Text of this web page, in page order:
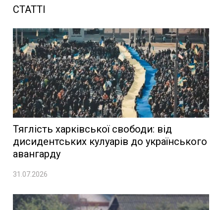
СТАТТІ
Тяглість харківської свободи: від
дисидентських кулуарів до українського
авангарду
31.07.2026